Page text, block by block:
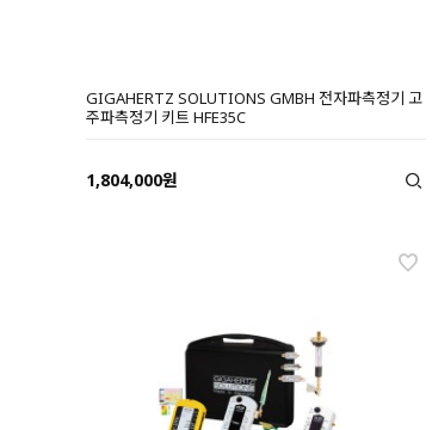
GIGAHERTZ SOLUTIONS GMBH 전자파측정기 고
주파측정기 키트 HFE35C
1,804,000원